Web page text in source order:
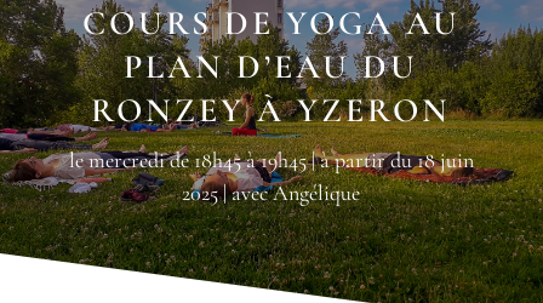
COURS DE YOGA AU
PLAN D’EAU DU
RONZEY À YZERON
le mercredi de 18h45 à 19h45 | à partir du 18 juin
2025 | avec Angélique